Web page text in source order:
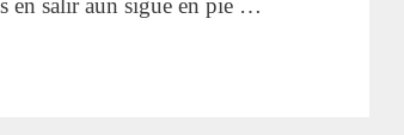
en salir aun sigue en pie …